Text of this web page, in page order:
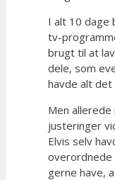
I alt 10 dage
tv-
brugt til at
dele, som
havde alt det
Men
justeringer
Elvis selv
overordnede
gerne have,